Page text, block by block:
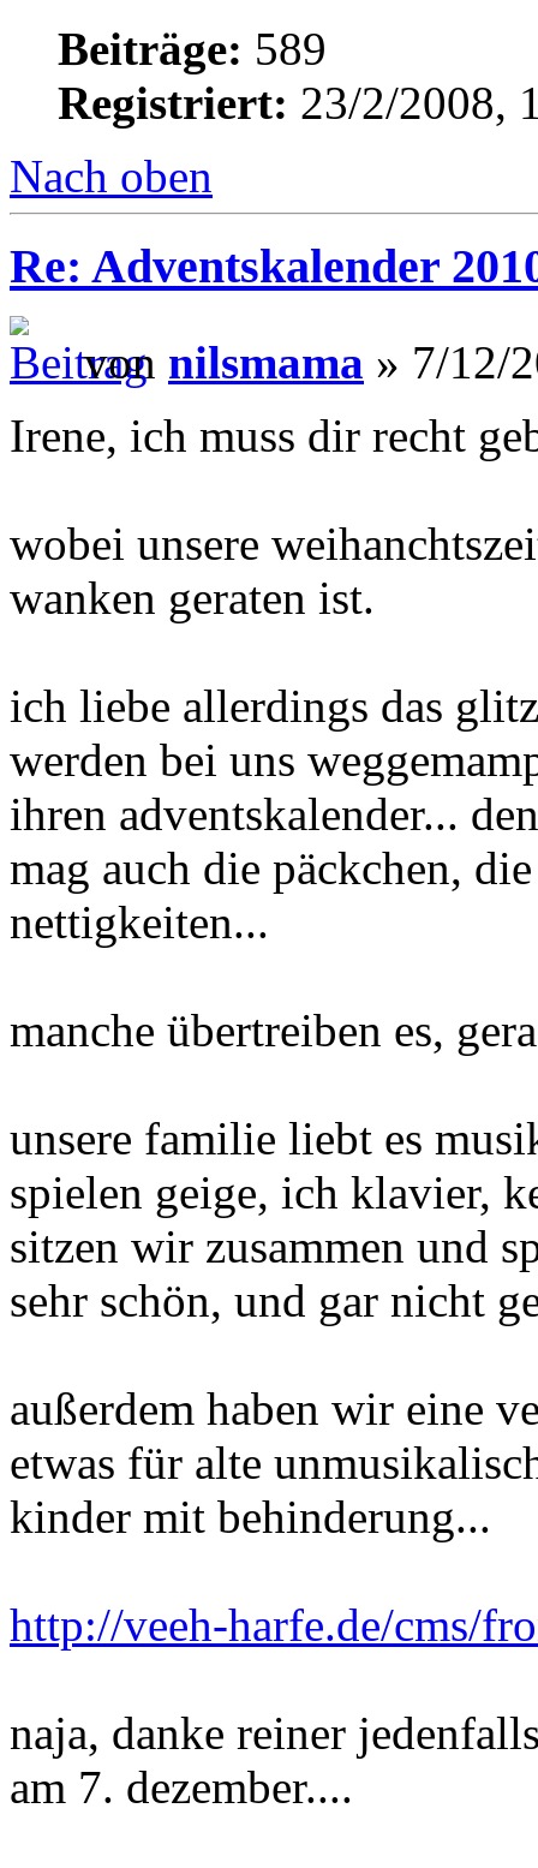
Beiträge: 589
Registriert: 23/2/2008,
Nach oben
Re: Adventskalender
von nilsmama » 7/12/
Irene, ich muss dir recht
wobei unsere
wanken geraten ist.
ich liebe allerdings das
werden bei uns
ihren adventskalender...
mag auch die päckchen,
nettigkeiten...
manche übertreiben es,
unsere familie liebt es
spielen geige, ich klavier,
sitzen wir zusammen und
sehr schön, und gar nicht
außerdem haben wir eine
etwas für alte
kinder mit behinderung...
http://veeh-harfe.de/cms/
naja, danke reiner
am 7. dezember....